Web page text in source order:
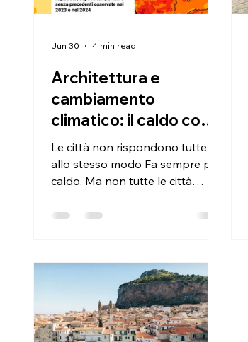
Architettura e
cambiamento
climatico: il caldo come
condizione di progetto
Le città non rispondono tutte
allo stesso modo Fa sempre più
caldo. Ma non tutte le città
rispondono allo stesso modo. Il
cambiamento climatico non è
futuro. È una condizione
concreta che modifica il modo in
cui viviamo gli spazi,
attraversiamo le città, utilizziamo
gli edifici e percepiamo il comfort
Jun 30 4 min read